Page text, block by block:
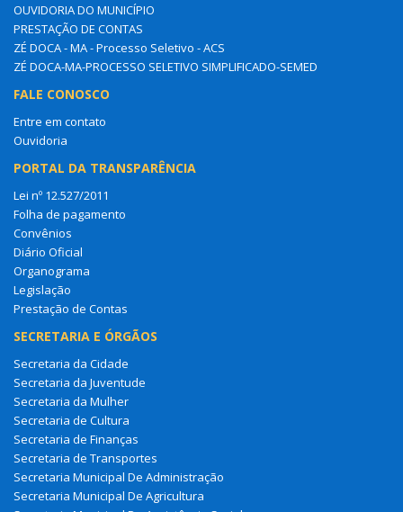
OUVIDORIA DO MUNICÍPIO
PRESTAÇÃO DE CONTAS
ZÉ DOCA - MA - Processo Seletivo - ACS
ZÉ DOCA-MA-PROCESSO SELETIVO SIMPLIFICADO-SEMED
FALE CONOSCO
Entre em contato
Ouvidoria
PORTAL DA TRANSPARÊNCIA
Lei nº 12.527/2011
Folha de pagamento
Convênios
Diário Oficial
Organograma
Legislação
Prestação de Contas
SECRETARIA E ÓRGÃOS
Secretaria da Cidade
Secretaria da Juventude
Secretaria da Mulher
Secretaria de Cultura
Secretaria de Finanças
Secretaria de Transportes
Secretaria Municipal De Administração
Secretaria Municipal De Agricultura